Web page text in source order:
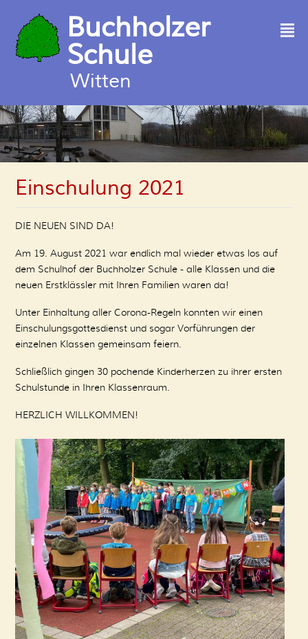
Buchholzer
Schule
Witten
²
Einschulung 2021
DIE NEUEN SIND DA!
Am 19. August 2021 war endlich mal wieder etwas los auf
dem Schulhof der Buchholzer Schule - alle Klassen und die
neuen Erstklässler mit Ihren Familien waren da!
Unter Einhaltung aller Corona-Regeln konnten wir einen
Einschulungsgottesdienst und sogar Vorführungen der
einzelnen Klassen gemeinsam feiern.
Schließlich gingen 30 pochende Kinderherzen zu ihrer ersten
Schulstunde in Ihren Klassenraum.
HERZLICH WILLKOMMEN!